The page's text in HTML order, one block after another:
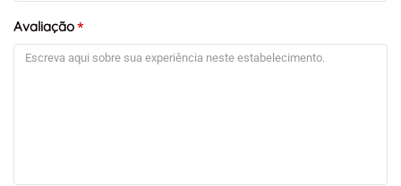
Avaliação*